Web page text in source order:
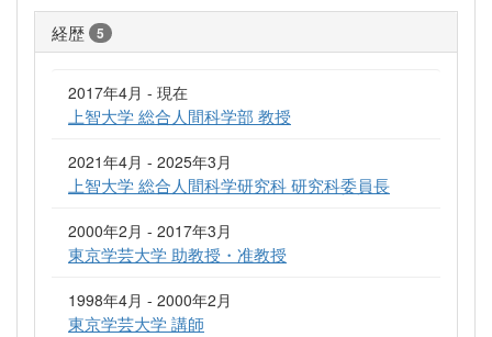
経歴 5
2017年4月 - 現在
上智大学 総合人間科学部 教授
2021年4月 - 2025年3月
上智大学 総合人間科学研究科 研究科委員長
2000年2月 - 2017年3月
東京学芸大学 助教授・准教授
1998年4月 - 2000年2月
東京学芸大学 講師